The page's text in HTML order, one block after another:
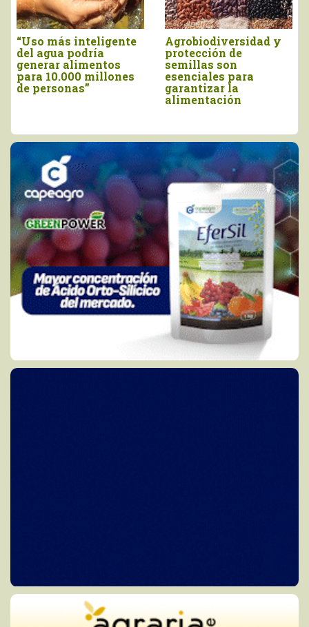
Informe de EAT-
Lancet insta a
cambiar la política
alimentaria de la UE
Comisión de Defensa
del Consumidor del
Congreso se opone a
bajar estándar para
etiquetar alimentos
transgénicos